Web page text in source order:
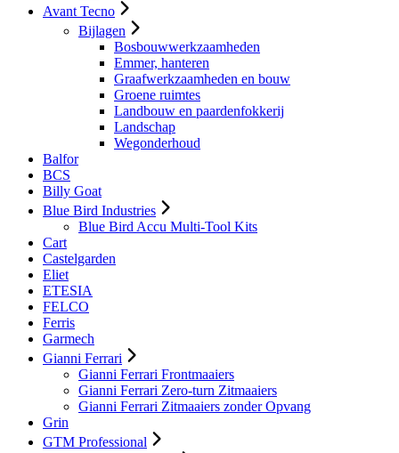
Avant Tecno
Bijlagen
Bosbouwwerkzaamheden
Emmer, hanteren
Graafwerkzaamheden en bouw
Groene ruimtes
Landbouw en paardenfokkerij
Landschap
Wegonderhoud
Balfor
BCS
Billy Goat
Blue Bird Industries
Blue Bird Accu Multi-Tool Kits
Cart
Castelgarden
Eliet
ETESIA
FELCO
Ferris
Garmech
Gianni Ferrari
Gianni Ferrari Frontmaaiers
Gianni Ferrari Zero-turn Zitmaaiers
Gianni Ferrari Zitmaaiers zonder Opvang
Grin
GTM Professional